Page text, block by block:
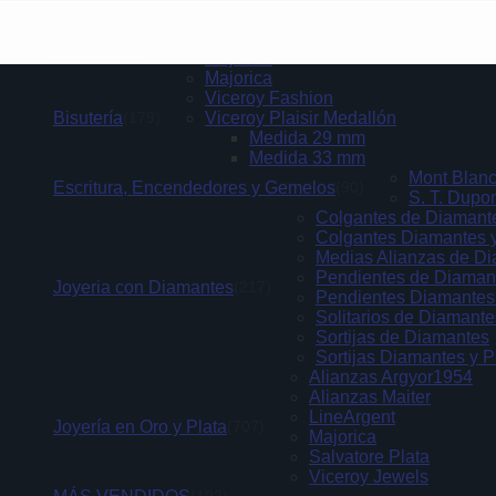
Bisutería
Majorica
Viceroy Fashion
Viceroy Plaisir Medallón
Medida 29 mm
Medida 33 mm
Escritura, Encendedores y Gemelos
Mont Blanc
S. T.
Joyeria con Diamantes
Colgantes de
Colgantes Diamantes
Medias Alianzas de
Pendientes de
Pendientes
Solitarios de
Sortijas de Diamantes
Sortijas Diamantes y
Joyería en Oro y Plata
Alianzas Argyor1954
Alianzas Maiter
LineArgent
Majorica
Salvatore Plata
Viceroy Jewels